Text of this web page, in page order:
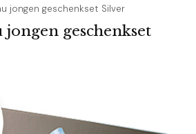
jongen geschenkset Silver
geschenkset